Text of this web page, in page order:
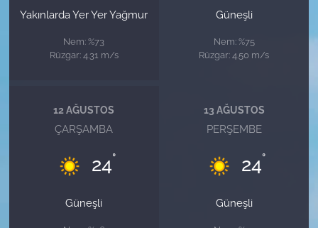
Yakınlarda Yer Yer Yağmur
Nem: %73
Rüzgar: 4.31 m/s
Güneşli
Nem: %75
Rüzgar: 4.50 m/s
12 AĞUSTOS
ÇARŞAMBA
24°
Güneşli
13 AĞUSTOS
PERŞEMBE
24°
Güneşli